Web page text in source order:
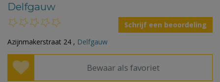
Delfgauw
Schrijf een beoordeling
Azijnmakerstraat 24 , Delfgauw
Bewaar als favoriet